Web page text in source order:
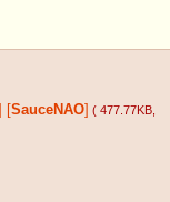
SauceNAO ( 477.77KB